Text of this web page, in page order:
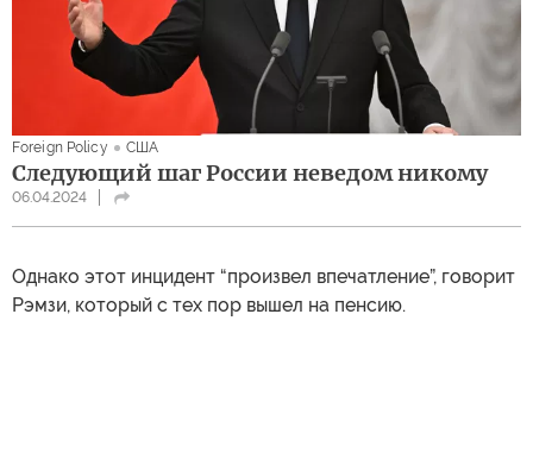
Foreign Policy США
Следующий шаг России неведом никому
06.04.2024
Однако этот инцидент “произвел впечатление”, говорит
Рэмзи, который с тех пор вышел на пенсию.